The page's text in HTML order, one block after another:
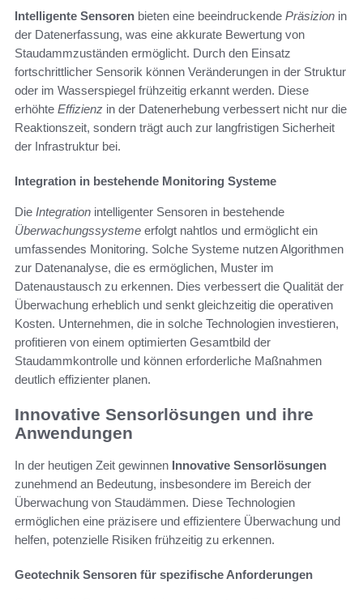
Intelligente Sensoren bieten eine beeindruckende Präsizion in
der Datenerfassung, was eine akkurate Bewertung von
Staudammzuständen ermöglicht. Durch den Einsatz
fortschrittlicher Sensorik können Veränderungen in der Struktur
oder im Wasserspiegel frühzeitig erkannt werden. Diese
erhöhte Effizienz in der Datenerhebung verbessert nicht nur die
Reaktionszeit, sondern trägt auch zur langfristigen Sicherheit
der Infrastruktur bei.
Integration in bestehende Monitoring Systeme
Die Integration intelligenter Sensoren in bestehende
Überwachungssysteme erfolgt nahtlos und ermöglicht ein
umfassendes Monitoring. Solche Systeme nutzen Algorithmen
zur Datenanalyse, die es ermöglichen, Muster im
Datenaustausch zu erkennen. Dies verbessert die Qualität der
Überwachung erheblich und senkt gleichzeitig die operativen
Kosten. Unternehmen, die in solche Technologien investieren,
profitieren von einem optimierten Gesamtbild der
Staudammkontrolle und können erforderliche Maßnahmen
deutlich effizienter planen.
Innovative Sensorlösungen und ihre
Anwendungen
In der heutigen Zeit gewinnen Innovative Sensorlösungen
zunehmend an Bedeutung, insbesondere im Bereich der
Überwachung von Staudämmen. Diese Technologien
ermöglichen eine präzisere und effizientere Überwachung und
helfen, potenzielle Risiken frühzeitig zu erkennen.
Geotechnik Sensoren für spezifische Anforderungen